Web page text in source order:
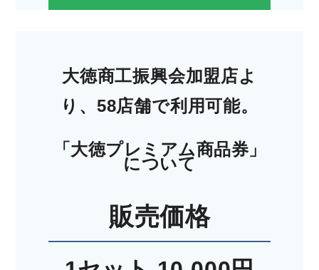
大徳商工振興会加盟店よ
り、58店舗で利用可能。
「大徳プレミアム商品券」
について
販売価格